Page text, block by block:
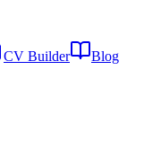
CV Builder Blog